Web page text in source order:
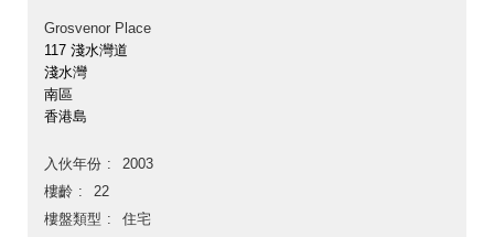
Grosvenor Place
117 淺水灣道
淺水灣
南區
香港島
入伙年份
2003
樓齡
22
樓盤類型
住宅